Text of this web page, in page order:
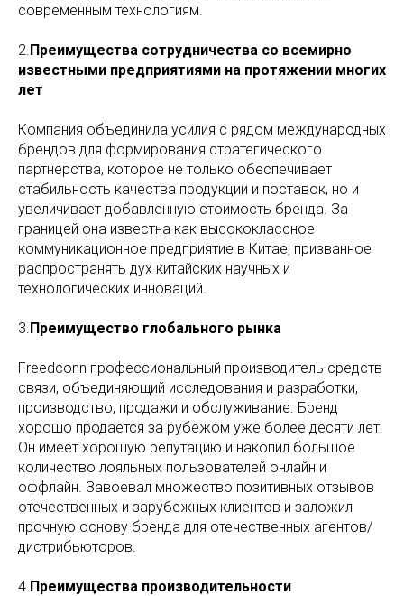
современным технологиям.
2. Преимущества сотрудничества со всемирно
известными предприятиями на протяжении многих
лет
Компания объединила усилия с рядом международных
брендов для формирования стратегического
партнерства, которое не только обеспечивает
стабильность качества продукции и поставок, но и
увеличивает добавленную стоимость бренда. За
границей она известна как высококлассное
коммуникационное предприятие в Китае, призванное
распространять дух китайских научных и
технологических инноваций.
3. Преимущество глобального рынка
Freedconn профессиональный производитель средств
связи, объединяющий исследования и разработки,
производство, продажи и обслуживание. Бренд
хорошо продается за рубежом уже более десяти лет.
Он имеет хорошую репутацию и накопил большое
количество лояльных пользователей онлайн и
оффлайн. Завоевал множество позитивных отзывов
отечественных и зарубежных клиентов и заложил
прочную основу бренда для отечественных агентов/
дистрибьюторов.
4. Преимущества производительности